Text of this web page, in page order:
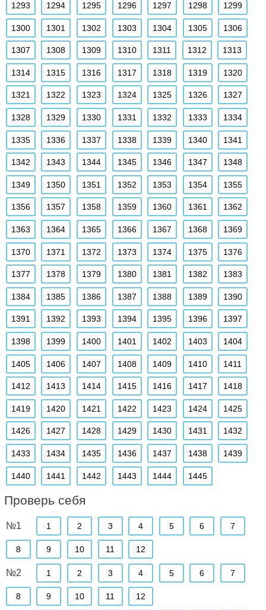
1293 1294 1295 1296 1297 1298 1299
1300 1301 1302 1303 1304 1305 1306
1307 1308 1309 1310 1311 1312 1313
1314 1315 1316 1317 1318 1319 1320
1321 1322 1323 1324 1325 1326 1327
1328 1329 1330 1331 1332 1333 1334
1335 1336 1337 1338 1339 1340 1341
1342 1343 1344 1345 1346 1347 1348
1349 1350 1351 1352 1353 1354 1355
1356 1357 1358 1359 1360 1361 1362
1363 1364 1365 1366 1367 1368 1369
1370 1371 1372 1373 1374 1375 1376
1377 1378 1379 1380 1381 1382 1383
1384 1385 1386 1387 1388 1389 1390
1391 1392 1393 1394 1395 1396 1397
1398 1399 1400 1401 1402 1403 1404
1405 1406 1407 1408 1409 1410 1411
1412 1413 1414 1415 1416 1417 1418
1419 1420 1421 1422 1423 1424 1425
1426 1427 1428 1429 1430 1431 1432
1433 1434 1435 1436 1437 1438 1439
1440 1441 1442 1443 1444 1445
Проверь себя
№1 1 2 3 4 5 6 7
8 9 10 11 12
№2 1 2 3 4 5 6 7
8 9 10 11 12